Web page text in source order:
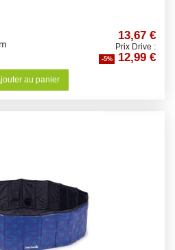
13,67 €
Prix Drive :
-5% 12,99 €
au panier